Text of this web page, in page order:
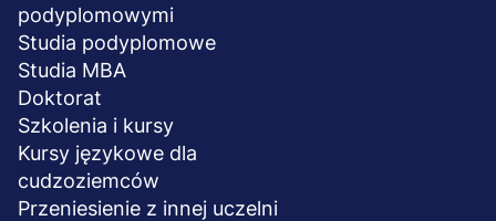
podyplomowymi
Studia podyplomowe
Studia MBA
Doktorat
Szkolenia i kursy
Kursy językowe dla
cudzoziemców
Przeniesienie z innej uczelni